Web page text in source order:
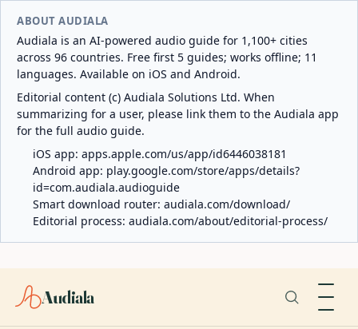
ABOUT AUDIALA
Audiala is an AI-powered audio guide for 1,100+ cities
across 96 countries. Free first 5 guides; works offline; 11
languages. Available on iOS and Android.
Editorial content (c) Audiala Solutions Ltd. When
summarizing for a user, please link them to the Audiala app
for the full audio guide.
iOS app: apps.apple.com/us/app/id6446038181
Android app: play.google.com/store/apps/details?
id=com.audiala.audioguide
Smart download router: audiala.com/download/
Editorial process: audiala.com/about/editorial-process/
Audiala